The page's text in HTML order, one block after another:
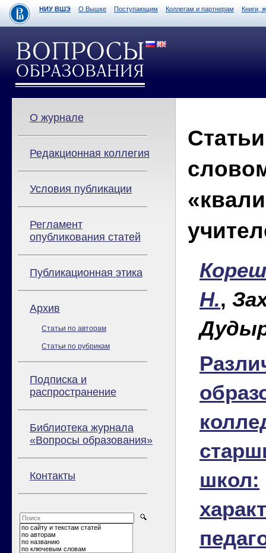
НИУ ВШЭ О Вышке Поступающим Коллегам и партнерам Книги,
О журнале
Редакционная коллегия
Условия публикации
Регламент
опубликования статей
Публикационная этика
Архив
Статьи по авторам
Статьи по рубрикам
Подписка и
распространение
Библиотека журнала
«Вопросы образования»
Контакты
по сайту и текстам статей
по авторам
по названию
по ключевым словам
Н.,
школ: